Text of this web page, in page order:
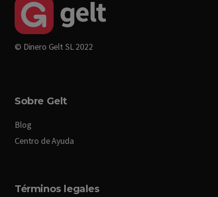
© Dinero Gelt SL 2022
Sobre Gelt
Blog
Centro de Ayuda
Términos legales